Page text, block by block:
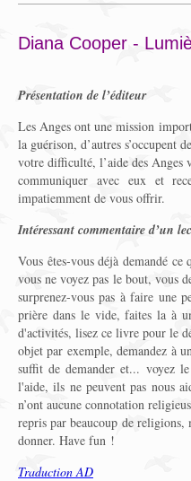
Diana Cooper -
Présentation de l’éditeur
Les Anges ont une mission
la guérison, d’autres s’occupent
votre difficulté, l’aide des Anges
communiquer avec eux et
impatiemment de vous offrir.
Intéressant commentaire d’un
Vous êtes-vous déjà demandé
vous ne voyez pas le bout, vous
surprenez-vous pas à faire une
prière dans le vide, faites la à
d'activités, lisez ce livre pour le
objet par exemple, demandez à
suffit de demander et... voyez
l'aide, ils ne peuvent pas nous
n’ont aucune connotation
repris par beaucoup de
donner. Have fun !
Traduction AD